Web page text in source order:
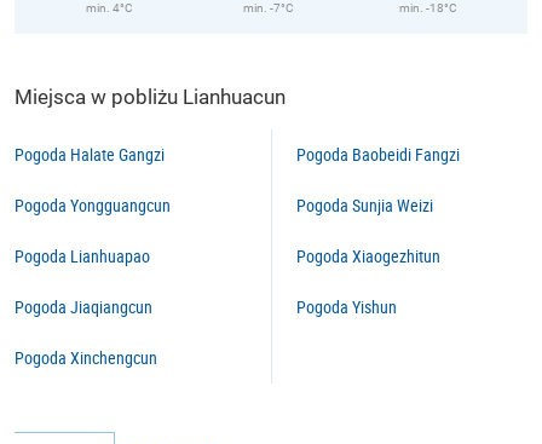
min. 4°C
min. -7°C
min. -18°C
Miejsca w pobliżu Lianhuacun
Pogoda Halate Gangzi
Pogoda Yongguangcun
Pogoda Lianhuapao
Pogoda Jiaqiangcun
Pogoda Xinchengcun
Pogoda Baobeidi Fangzi
Pogoda Sunjia Weizi
Pogoda Xiaogezhitun
Pogoda Yishun